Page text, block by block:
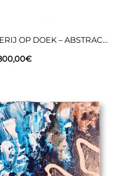
OVERGANG – SCHILDERIJ OP DOEK – ABSTRACTE KUNST
€